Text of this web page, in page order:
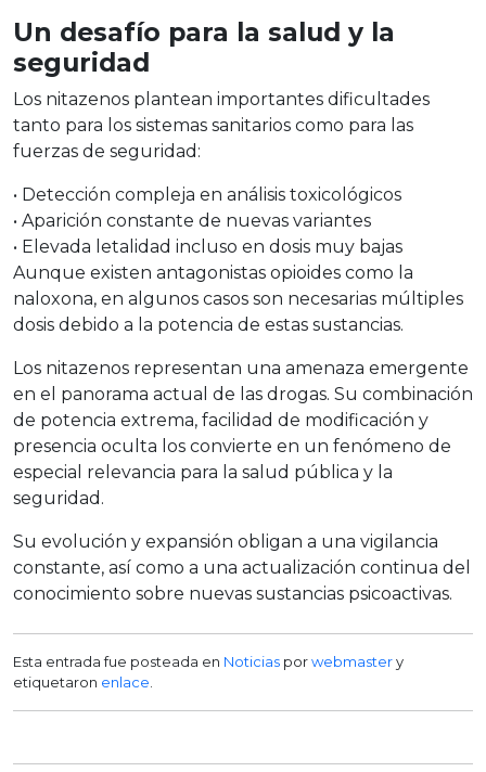
Un desafío para la salud y la
seguridad
Los nitazenos plantean importantes dificultades
tanto para los sistemas sanitarios como para las
fuerzas de seguridad:
• Detección compleja en análisis toxicológicos
• Aparición constante de nuevas variantes
• Elevada letalidad incluso en dosis muy bajas
Aunque existen antagonistas opioides como la
naloxona, en algunos casos son necesarias múltiples
dosis debido a la potencia de estas sustancias.
Los nitazenos representan una amenaza emergente
en el panorama actual de las drogas. Su combinación
de potencia extrema, facilidad de modificación y
presencia oculta los convierte en un fenómeno de
especial relevancia para la salud pública y la
seguridad.
Su evolución y expansión obligan a una vigilancia
constante, así como a una actualización continua del
conocimiento sobre nuevas sustancias psicoactivas.
Esta entrada fue posteada en Noticias porwebmastery
etiquetaron enlace